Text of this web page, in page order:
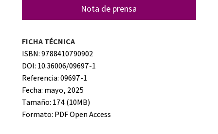
Nota de prensa
FICHA TÉCNICA
ISBN: 9788410790902
DOI: 10.36006/09697-1
Referencia: 09697-1
Fecha: mayo, 2025
Tamaño: 174 (10MB)
Formato: PDF Open Access